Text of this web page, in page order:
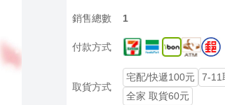
銷售總數 1
付款方式
取貨方式
宅配/快遞100元 7-11
全家 取貨60元